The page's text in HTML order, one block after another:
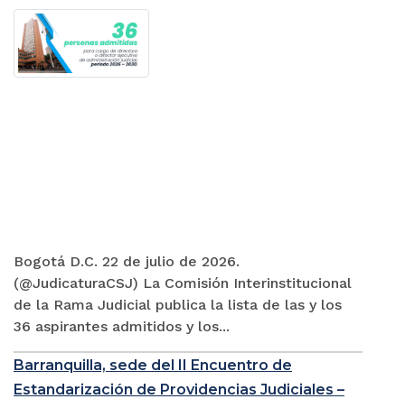
Bogotá D.C. 22 de julio de 2026.
(@JudicaturaCSJ) La Comisión Interinstitucional
de la Rama Judicial publica la lista de las y los
36 aspirantes admitidos y los...
Barranquilla, sede del II Encuentro de
Estandarización de Providencias Judiciales –